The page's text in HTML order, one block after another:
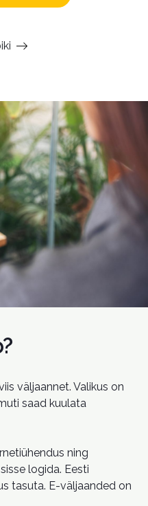
väljaannet. Valikus on
saad kuulata
ning
logida. Eesti
tasuta. E-väljaanded on